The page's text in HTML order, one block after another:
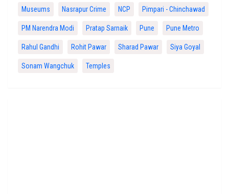
Museums Nasrapur Crime NCP Pimpari - Chinchawad
PM Narendra Modi Pratap Sarnaik Pune Pune Metro
Rahul Gandhi Rohit Pawar Sharad Pawar Siya Goyal
Sonam Wangchuk Temples